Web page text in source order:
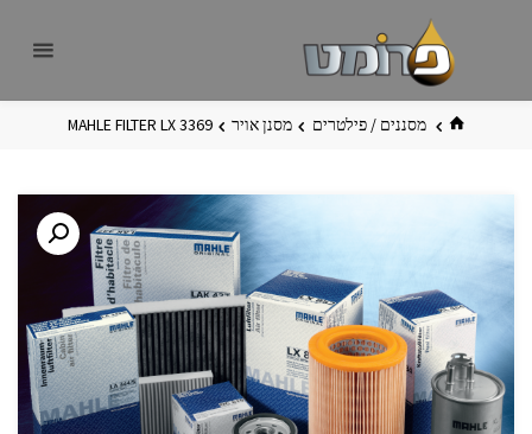
בית מסננים / פילטרים מסנן אויר MAHLE FILTER LX 3369